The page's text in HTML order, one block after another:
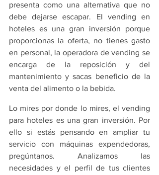
presenta como una alternativa que no
debe dejarse escapar. El vending en
hoteles es una gran inversión porque
proporcionas la oferta, no tienes gasto
en personal, la operadora de vending se
encarga de la reposición y del
mantenimiento y sacas beneficio de la
venta del alimento o la bebida.
Lo mires por donde lo mires, el vending
para hoteles es una gran inversión. Por
ello si estás pensando en ampliar tu
servicio con máquinas expendedoras,
pregúntanos. Analizamos las
necesidades y el perfil de tus clientes